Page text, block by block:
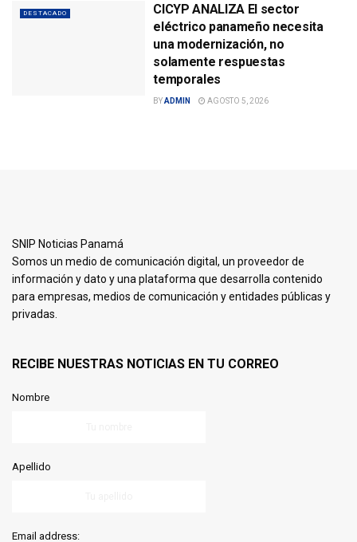
DESTACADO
CICYP ANALIZA El sector
eléctrico panameño necesita
una modernización, no
solamente respuestas
temporales
BYADMIN AGOSTO 5, 2026
SNIP Noticias Panamá
Somos un medio de comunicación digital, un proveedor de
información y dato y una plataforma que desarrolla contenido
para empresas, medios de comunicación y entidades públicas y
privadas.
RECIBE NUESTRAS NOTICIAS EN TU CORREO
Nombre
Apellido
Email address: